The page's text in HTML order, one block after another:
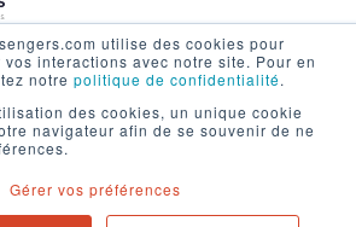
utilise des cookies pour
interactions avec notre site. Pour en
notre politique de confidentialité.
des cookies, un unique cookie
navigateur afin de se souvenir de ne
Gérer vos préférences